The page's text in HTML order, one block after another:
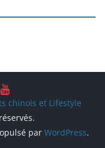
chinois et Lifestyle
par WordPress.